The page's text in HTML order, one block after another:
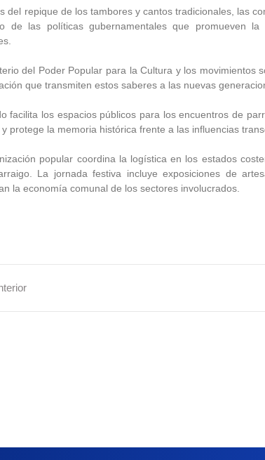
del repique de los tambores y cantos tradicionales, las
de las políticas gubernamentales que promueven
del Poder Popular para la Cultura y los movimientos
que transmiten estos saberes a las nuevas
facilita los espacios públicos para los encuentros de
protege la memoria histórica frente a las influencias
popular coordina la logística en los estados
La jornada festiva incluye exposiciones de
la economía comunal de los sectores involucrados.